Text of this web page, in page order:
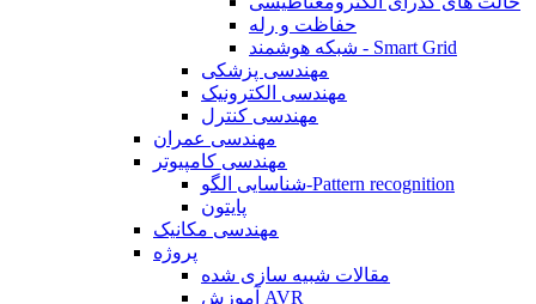
حفاظت و رله
شبکه هوشمند - Smart Grid
مهندسی پزشکی
مهندسی الکترونیک
مهندسی کنترل
مهندسی عمران
مهندسی کامپیوتر
شناسایی الگو-Pattern recognition
پایتون
مهندسی مکانیک
پروژه
مقالات شبیه سازی شده
آموزش AVR